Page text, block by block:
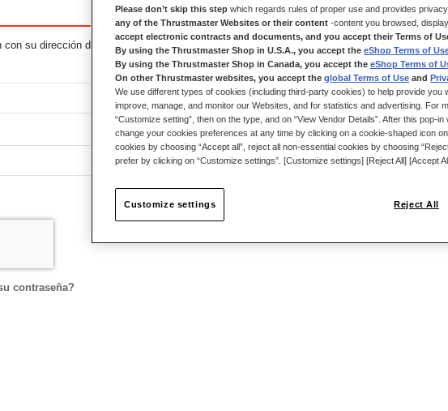
su dirección de correo electrónico.
contraseña?
NUEVOS
Crear una
seguimiento de
CREAR UNA
Please don’t skip this step which regards rules of proper use and provides privacy
any of the Thrustmaster Websites or their content -content you browsed,
accept electronic contracts and documents, and you accept their Terms of
By using the Thrustmaster Shop in U.S.A., you accept the eShop Terms of
By using the Thrustmaster Shop in Canada, you accept the eShop Terms of
On other Thrustmaster websites, you accept the global Terms of Use and
We use different types of cookies (including third-party cookies) to help provide you
improve, manage, and monitor our Websites, and for statistics and advertising. For
“Customize setting”, then on the type, and on “View Vendor Details”. After this pop-
change your cookies preferences at any time by clicking on a cookie-shaped icon
cookies by choosing “Accept all”, reject all non-essential cookies by choosing
prefer by clicking on “Customize settings”. [Customize settings] [Reject All] [Accept
Reject All
Customize settings